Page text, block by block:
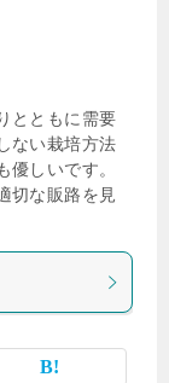
とともに需要
ない栽培方法
しいです。
切な販路を見